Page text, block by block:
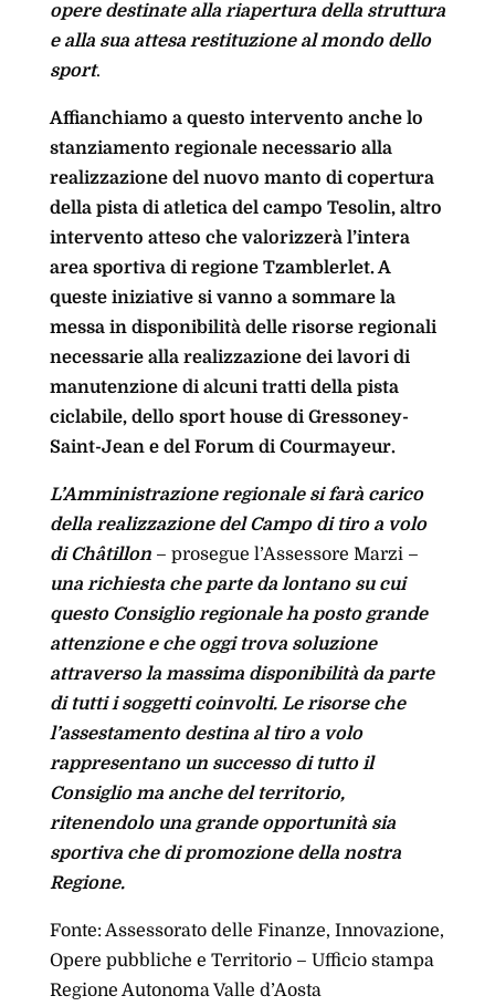
opere destinate alla riapertura della struttura
e alla sua attesa restituzione al mondo dello
sport.
Affianchiamo a questo intervento anche lo
stanziamento regionale necessario alla
realizzazione del nuovo manto di copertura
della pista di atletica del campo Tesolin, altro
intervento atteso che valorizzerà l’intera
area sportiva di regione Tzamblerlet. A
queste iniziative si vanno a sommare la
messa in disponibilità delle risorse regionali
necessarie alla realizzazione dei lavori di
manutenzione di alcuni tratti della pista
ciclabile, dello sport house di Gressoney-
Saint-Jean e del Forum di Courmayeur.
L’Amministrazione regionale si farà carico
della realizzazione del Campo di tiro a volo
di Châtillon– prosegue l’Assessore Marzi –
una richiesta che parte da lontano su cui
questo Consiglio regionale ha posto grande
attenzione e che oggi trova soluzione
attraverso la massima disponibilità da parte
di tutti i soggetti coinvolti. Le risorse che
l’assestamento destina al tiro a volo
rappresentano un successo di tutto il
Consiglio ma anche del territorio,
ritenendolo una grande opportunità sia
sportiva che di promozione della nostra
Regione.
Fonte: Assessorato delle Finanze, Innovazione,
Opere pubbliche e Territorio – Ufficio stampa
Regione Autonoma Valle d’Aosta